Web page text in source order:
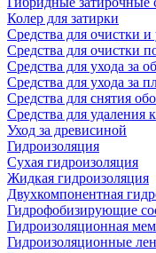
Колер для затирки
Средства для очистки и
Средства для очистки
Средства для ухода за
Средства для ухода за
Средства для снятия
Средства для удаления
Уход за древисиной
Гидроизоляция
Сухая гидроизоляция
Жидкая гидроизоляция
Двухкомпонентная
Гидрофобизирующие
Гидроизоляционная
Гидроизоляционные